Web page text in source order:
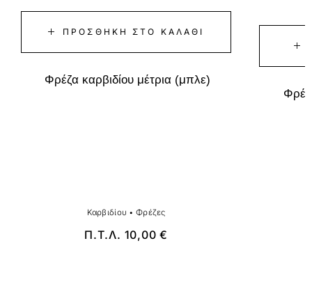
ΠΡΟΣΘΉΚΗ ΣΤΟ ΚΑΛΆΘΙ
Φρέζα καρβιδίου μέτρια (μπλε)
Καρβιδίου • Φρέζες
Π.Τ.Λ. 10,00€